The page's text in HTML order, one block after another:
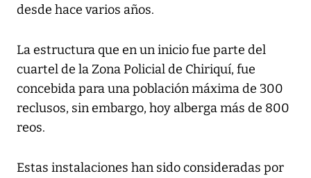
desde hace varios años.
La estructura que en un inicio fue parte del
cuartel de la Zona Policial de Chiriquí, fue
concebida para una población máxima de 300
reclusos, sin embargo, hoy alberga más de 800
reos.
Estas instalaciones han sido consideradas por